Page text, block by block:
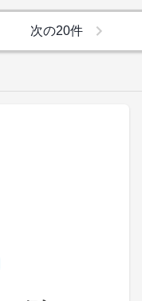
次の20件